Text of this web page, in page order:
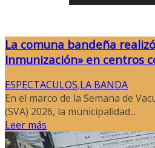
La comuna bandeña
Inmunización» en centros
ESPECTACULOS,LA BANDA
En el marco de la Semana de
(SVA) 2026, la municipalidad...
Leer más